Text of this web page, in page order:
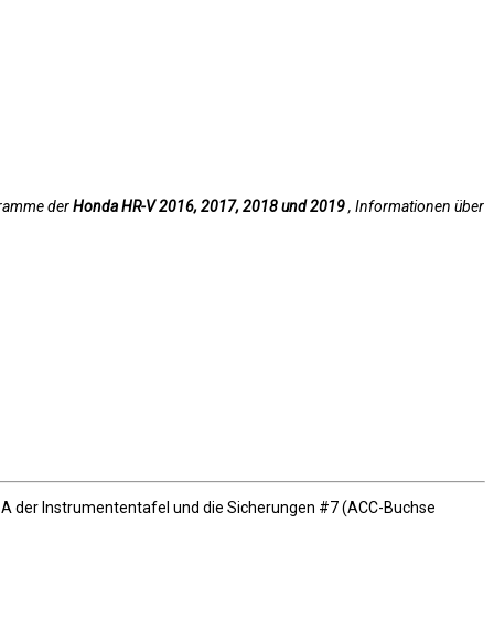
derHonda HR-V 2016, 2017, 2018 und 2019, Informationen über
der Instrumententafel und die Sicherungen #7 (ACC-Buchse